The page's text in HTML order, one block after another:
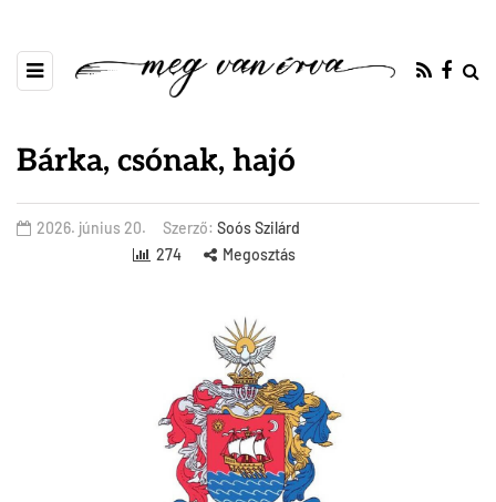
Bárka, csónak, hajó
2026. június 20. Szerző: Soós Szilárd
274
Megosztás